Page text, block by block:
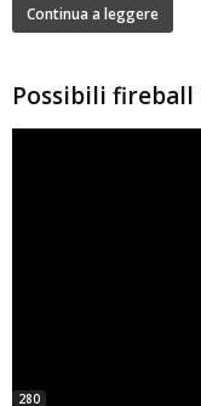
Continua a leggere
Possibili fireball
280